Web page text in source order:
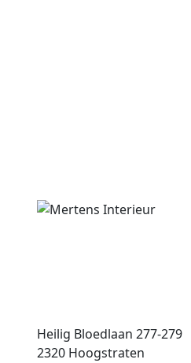
Heilig Bloedlaan 277-279
2320 Hoogstraten